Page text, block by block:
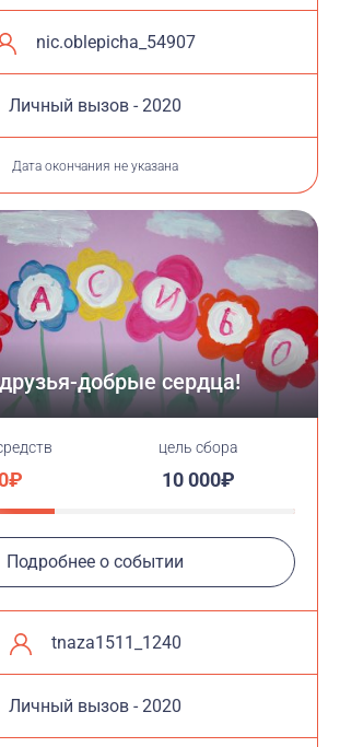
nic.oblepicha_54907
Личный вызов - 2020
Дата окончания не указана
добрые сердца!
цель сбора
10 000₽
Подробнее о событии
tnaza1511_1240
Личный вызов - 2020